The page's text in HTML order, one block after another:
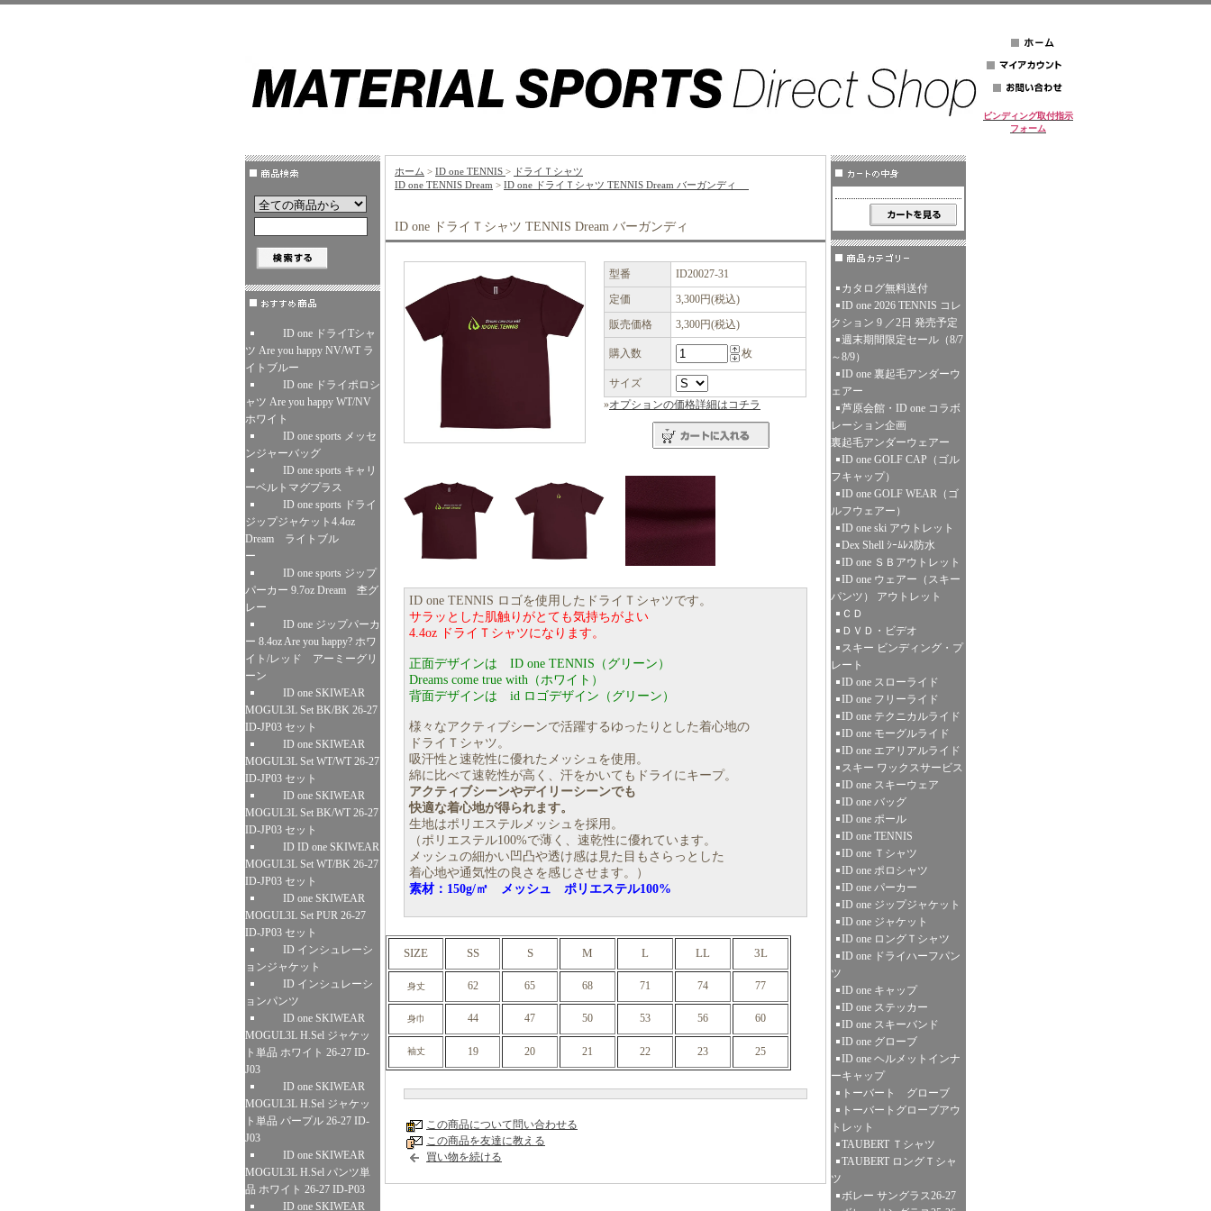
ビンディング取付指示
フォーム
ID one ドライTシャ
ツ Are you happy NV/WT ラ
イトブルー
ID one ドライポロシ
ャツ Are you happy WT/NV
ホワイト
ID one sports メッセ
ンジャーバッグ
ID one sports キャリ
ーベルトマグプラス
ID one sports ドライ
ジップジャケット4.4oz
Dream ライトブル
ー
ID one sports ジップ
パーカー 9.7oz Dream 杢グ
レー
ID one ジップパーカ
ー 8.4oz Are you happy? ホワ
イト/レッド アーミーグリ
ーン
ID one SKIWEAR
MOGUL3L Set BK/BK 26-27
ID-JP03 セット
ID one SKIWEAR
MOGUL3L Set WT/WT 26-27
ID-JP03 セット
ID one SKIWEAR
MOGUL3L Set BK/WT 26-27
ID-JP03 セット
ID ID one SKIWEAR
MOGUL3L Set WT/BK 26-27
ID-JP03 セット
ID one SKIWEAR
MOGUL3L Set PUR 26-27
ID-JP03 セット
ID インシュレーシ
ョンジャケット
ID インシュレーシ
ョンパンツ
ID one SKIWEAR
MOGUL3L H.Sel ジャケッ
ト単品 ホワイト 26-27 ID-
J03
ID one SKIWEAR
MOGUL3L H.Sel ジャケッ
ト単品 パープル 26-27 ID-
J03
ID one SKIWEAR
MOGUL3L H.Sel パンツ単
品 ホワイト 26-27 ID-P03
ID one SKIWEAR
ホーム > ID one TENNIS > ドライＴシャツ
ID one TENNIS Dream > ID one ドライＴシャツ TENNIS Dream バーガンディ
ID one ドライＴシャツ TENNIS Dream バーガンディ
型番
ID20027-31
定価
3,300円(税込)
販売価格
3,300円(税込)
購入数 枚
サイズ
»オプションの価格詳細はコチラ
ID one TENNIS ロゴを使用したドライＴシャツです。
サラッとした肌触りがとても気持ちがよい
4.4oz ドライＴシャツになります。
正面デザインは ID one TENNIS（グリーン）
Dreams come true with（ホワイト）
背面デザインは id ロゴデザイン（グリーン）
様々なアクティブシーンで活躍するゆったりとした着心地の
ドライＴシャツ。
吸汗性と速乾性に優れたメッシュを使用。
綿に比べて速乾性が高く、汗をかいてもドライにキープ。
アクティブシーンやデイリーシーンでも
快適な着心地が得られます。
生地はポリエステルメッシュを採用。
（ポリエステル100%で薄く、速乾性に優れています。
メッシュの細かい凹凸や透け感は見た目もさらっとした
着心地や通気性の良さを感じさせます。）
素材：150g/㎡ メッシュ ポリエステル100%
SIZE SS S M L LL 3L
身丈 62 65 68 71 74 77
身巾 44 47 50 53 56 60
袖丈 19 20 21 22 23 25
この商品について問い合わせる
この商品を友達に教える
買い物を続ける
カタログ無料送付
ID one 2026 TENNIS コレ
クション 9 ／2日 発売予定
週末期間限定セール（8/7
～8/9）
ID one 裏起毛アンダーウ
ェアー
芦原会館・ID one コラボ
レーション企画
裏起毛アンダーウェアー
ID one GOLF CAP（ゴル
フキャップ）
ID one GOLF WEAR（ゴ
ルフウェアー）
ID one ski アウトレット
Dex Shell ｼｰﾑﾚｽ防水
ID one ＳＢアウトレット
ID one ウェアー（スキー
パンツ） アウトレット
ＣＤ
ＤＶＤ・ビデオ
スキー ビンディング・プ
レート
ID one スローライド
ID one フリーライド
ID one テクニカルライド
ID one モーグルライド
ID one エアリアルライド
スキー ワックスサービス
ID one スキーウェア
ID one バッグ
ID one ポール
ID one TENNIS
ID one Ｔシャツ
ID one ポロシャツ
ID one パーカー
ID one ジップジャケット
ID one ジャケット
ID one ロングＴシャツ
ID one ドライハーフパン
ツ
ID one キャップ
ID one ステッカー
ID one スキーバンド
ID one グローブ
ID one ヘルメットインナ
ーキャップ
トーバート グローブ
トーバートグローブアウ
トレット
TAUBERT Ｔシャツ
TAUBERT ロングＴシャ
ツ
ボレー サングラス26-27